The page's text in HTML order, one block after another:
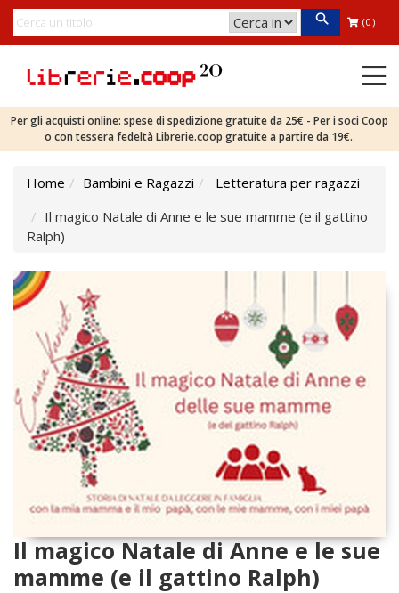
(0)
Per gli acquisti online: spese di spedizione gratuite da 25€ - Per i soci Coop
o con tessera fedeltà Librerie.coop gratuite a partire da 19€.
Home Bambini e Ragazzi
Letteratura per ragazzi
Il magico Natale di Anne e le sue mamme (e il gattino
Ralph)
Il magico Natale di Anne e le sue
mamme (e il gattino Ralph)